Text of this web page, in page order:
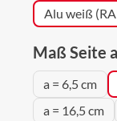
Alu weiß
Maß Seite
a = 6,5 cm
a = 16,5 cm